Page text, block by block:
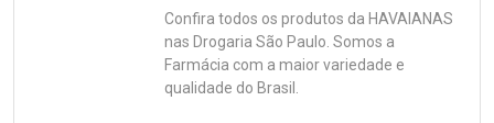
Confira todos os produtos da HAVAIANAS
nas Drogaria São Paulo. Somos a
Farmácia com a maior variedade e
qualidade do Brasil.